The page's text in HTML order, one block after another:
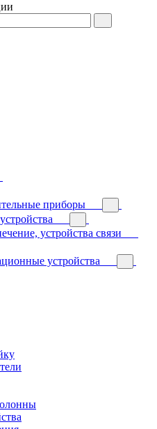
приборы
устройства связи
устройства